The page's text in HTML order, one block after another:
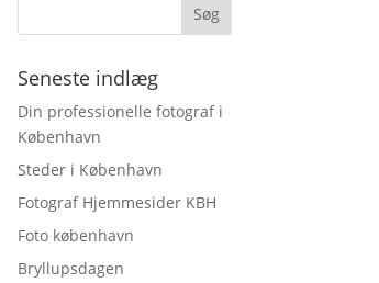
Seneste indlæg
Din professionelle fotograf i
København
Steder i København
Fotograf Hjemmesider KBH
Foto københavn
Bryllupsdagen